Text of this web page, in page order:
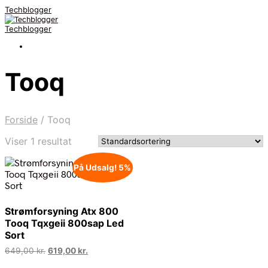
Techblogger
Techblogger
Tooq
Forside / Tooq
Viser 1 resultat
På Udsalg! 5%
Strømforsyning Atx 800
Tooq Tqxgeii 800sap Led
Sort
649,00kr. Den
619,00kr.